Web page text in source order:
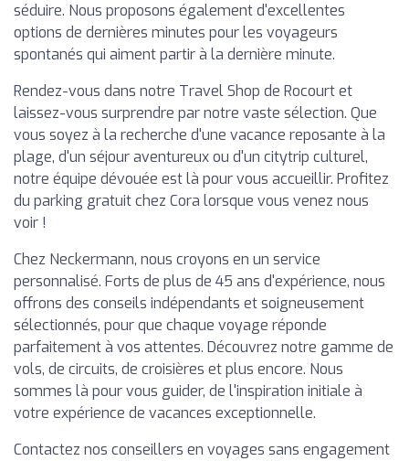
séduire. Nous proposons également d'excellentes
options de dernières minutes pour les voyageurs
spontanés qui aiment partir à la dernière minute.
Rendez-vous dans notre Travel Shop de Rocourt et
laissez-vous surprendre par notre vaste sélection. Que
vous soyez à la recherche d'une vacance reposante à la
plage, d'un séjour aventureux ou d'un citytrip culturel,
notre équipe dévouée est là pour vous accueillir. Profitez
du parking gratuit chez Cora lorsque vous venez nous
voir !
Chez Neckermann, nous croyons en un service
personnalisé. Forts de plus de 45 ans d'expérience, nous
offrons des conseils indépendants et soigneusement
sélectionnés, pour que chaque voyage réponde
parfaitement à vos attentes. Découvrez notre gamme de
vols, de circuits, de croisières et plus encore. Nous
sommes là pour vous guider, de l'inspiration initiale à
votre expérience de vacances exceptionnelle.
Contactez nos conseillers en voyages sans engagement